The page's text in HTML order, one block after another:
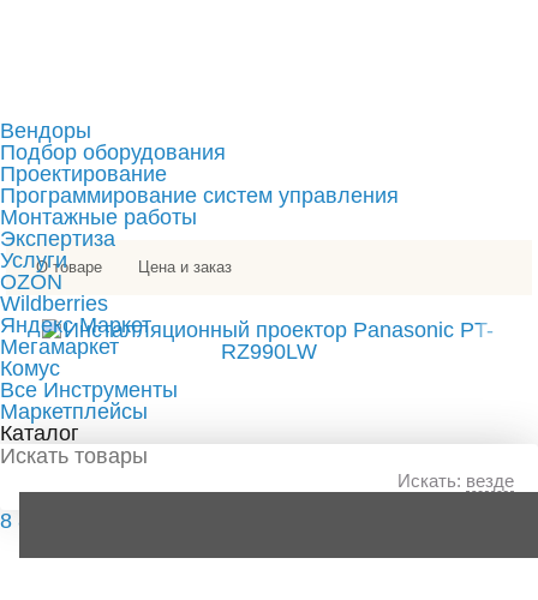
Вендоры
Подбор оборудования
Проектирование
Программирование систем управления
Монтажные работы
Экспертиза
Услуги
OZON
Wildberries
Яндекс Маркет
Мегамаркет
Комус
Все Инструменты
Маркетплейсы
Каталог
Искать: везде
8 800 511 89 80
О товаре Цена и заказ